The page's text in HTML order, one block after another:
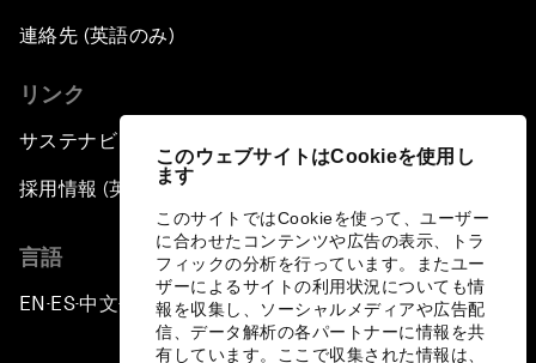
このウェブサイトはCookieを使用し
ます
このサイトではCookieを使って、ユーザー
に合わせたコンテンツや広告の表示、トラ
フィックの分析を行っています。またユー
ザーによるサイトの利用状況についても情
報を収集し、ソーシャルメディアや広告配
信、データ解析の各パートナーに情報を共
有しています。ここで収集された情報は、
連絡先 (英語のみ)
リンク
サステナビリティへの取り組み
採用情報 (英語のみ)
言語
EN ▪ES▪中文▪ 日本語